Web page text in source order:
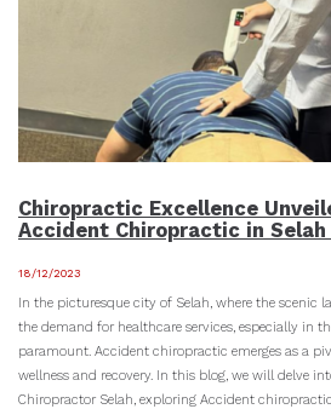
Chiropractic Excellence
Accident Chiropractic in Selah
18/12/2023
In the picturesque city of Selah, where the scenic
the demand for healthcare services, especially in
paramount. Accident chiropractic emerges as a
wellness and recovery. In this blog, we will delve
Chiropractor Selah, exploring Accident